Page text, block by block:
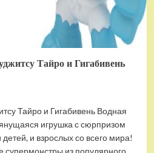
Тайро и Гигабивень
Тайро и Гигабивень Водная
игрушка с сюрпризом
детей, и взрослых со всего мира!
супермонстры из популярного